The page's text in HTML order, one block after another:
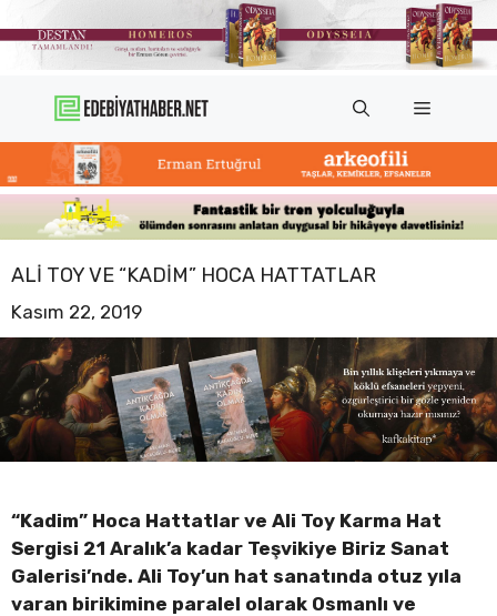
atla
Menü
ALI TOY VE “KADIM” HOCA HATTATLAR
Kasım 22, 2019
“Kadim” Hoca Hattatlar ve Ali Toy Karma Hat
Sergisi 21 Aralık’a kadar Teşvikiye Biriz Sanat
Galerisi’nde. Ali Toy’un hat sanatında otuz yıla
varan birikimine paralel olarak Osmanlı ve